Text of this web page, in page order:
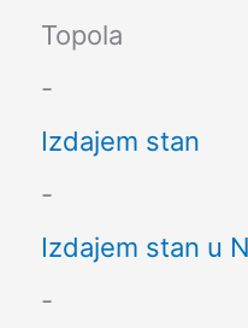
Topola
-
Izdajem stan
-
Izdajem stan u
-